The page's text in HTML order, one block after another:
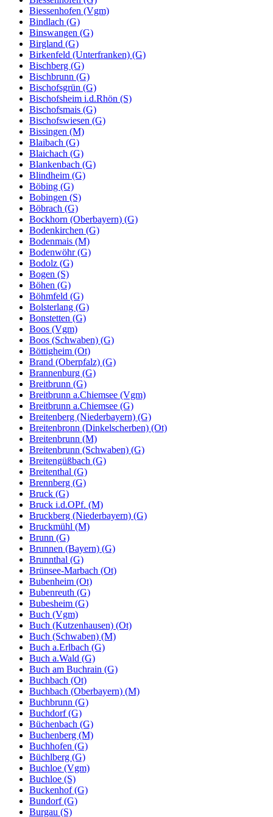
Biessenhofen (Vgm)
Bindlach (G)
Binswangen (G)
Birgland (G)
Birkenfeld (Unterfranken) (G)
Bischberg (G)
Bischbrunn (G)
Bischofsgrün (G)
Bischofsheim i.d.Rhön (S)
Bischofsmais (G)
Bischofswiesen (G)
Bissingen (M)
Blaibach (G)
Blaichach (G)
Blankenbach (G)
Blindheim (G)
Böbing (G)
Bobingen (S)
Böbrach (G)
Bockhorn (Oberbayern) (G)
Bodenkirchen (G)
Bodenmais (M)
Bodenwöhr (G)
Bodolz (G)
Bogen (S)
Böhen (G)
Böhmfeld (G)
Bolsterlang (G)
Bonstetten (G)
Boos (Vgm)
Boos (Schwaben) (G)
Böttigheim (Ot)
Brand (Oberpfalz) (G)
Brannenburg (G)
Breitbrunn (G)
Breitbrunn a.Chiemsee (Vgm)
Breitbrunn a.Chiemsee (G)
Breitenberg (Niederbayern) (G)
Breitenbronn (Dinkelscherben) (Ot)
Breitenbrunn (M)
Breitenbrunn (Schwaben) (G)
Breitengüßbach (G)
Breitenthal (G)
Brennberg (G)
Bruck (G)
Bruck i.d.OPf. (M)
Bruckberg (Niederbayern) (G)
Bruckmühl (M)
Brunn (G)
Brunnen (Bayern) (G)
Brunnthal (G)
Brünsee-Marbach (Ot)
Bubenheim (Ot)
Bubenreuth (G)
Bubesheim (G)
Buch (Vgm)
Buch (Kutzenhausen) (Ot)
Buch (Schwaben) (M)
Buch a.Erlbach (G)
Buch a.Wald (G)
Buch am Buchrain (G)
Buchbach (Ot)
Buchbach (Oberbayern) (M)
Buchbrunn (G)
Buchdorf (G)
Büchenbach (G)
Buchenberg (M)
Buchhofen (G)
Büchlberg (G)
Buchloe (Vgm)
Buchloe (S)
Buckenhof (G)
Bundorf (G)
Burgau (S)